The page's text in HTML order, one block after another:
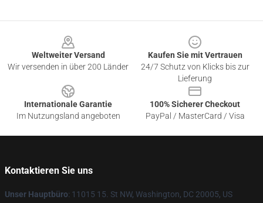
Weltweiter Versand
Wir versenden in über 200 Länder
Kaufen Sie mit Vertrauen
24/7 Schutz von Klicks bis zur
Lieferung
Internationale Garantie
Im Nutzungsland angeboten
100% Sicherer Checkout
PayPal / MasterCard / Visa
Kontaktieren Sie uns
Unser Hauptbüro: 11015 15. St NW, Washington, DC 20005, US